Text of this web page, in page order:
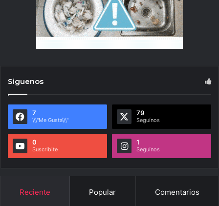
Siguenos
7
\\\"Me Gusta\\\"
79
Seguínos
0
Suscribite
1
Seguínos
Reciente Popular Comentarios